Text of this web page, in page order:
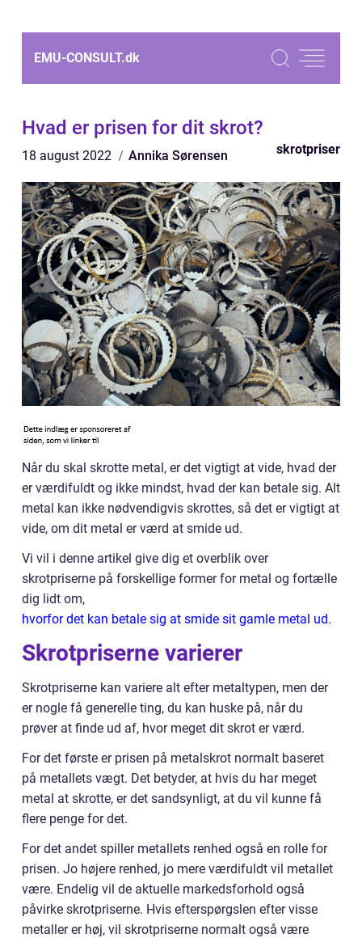
EMU-CONSULT.dk
Hvad er prisen for dit skrot?
18 august 2022 Annika Sørensen skrotpriser
Når du skal skrotte metal, er det vigtigt at vide, hvad der
er værdifuldt og ikke mindst, hvad der kan betale sig. Alt
metal kan ikke nødvendigvis skrottes, så det er vigtigt at
vide, om dit metal er værd at smide ud.
Vi vil i denne artikel give dig et overblik over
skrotpriserne på forskellige former for metal og fortælle
dig lidt om,
hvorfor det kan betale sig at smide sit gamle metal ud.
Skrotpriserne varierer
Skrotpriserne kan variere alt efter metaltypen, men der
er nogle få generelle ting, du kan huske på, når du
prøver at finde ud af, hvor meget dit skrot er værd.
For det første er prisen på metalskrot normalt baseret
på metallets vægt. Det betyder, at hvis du har meget
metal at skrotte, er det sandsynligt, at du vil kunne få
flere penge for det.
For det andet spiller metallets renhed også en rolle for
prisen. Jo højere renhed, jo mere værdifuldt vil metallet
være. Endelig vil de aktuelle markedsforhold også
påvirke skrotpriserne. Hvis efterspørgslen efter visse
metaller er høj, vil skrotpriserne normalt også være